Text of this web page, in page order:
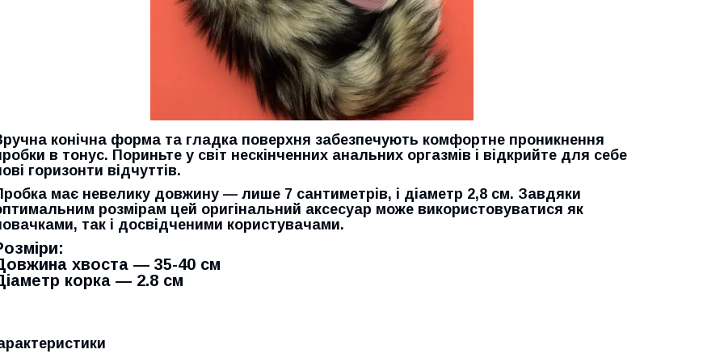
конічна форма та гладка поверхня забезпечують комфортне проникнення
в тонус. Пориньте у світ нескінченних анальних оргазмів і відкрийте для себе
горизонти відчуттів.
має невелику довжину — лише 7 сантиметрів, і діаметр 2,8 см. Завдяки
розмірам цей оригінальний аксесуар може використовуватися як
так і досвідченими користувачами.
хвоста — 35-40 см
корка — 2.8 см